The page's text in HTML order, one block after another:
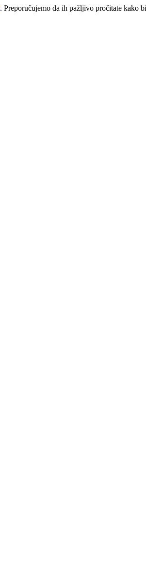
. Preporučujemo da ih pažljivo pročitate kako